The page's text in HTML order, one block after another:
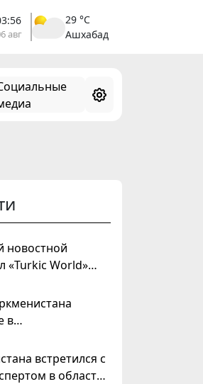
авг
29 °C
Ашхабад
новостной
«Turkic World»
в
CAREC в
встретился с
в области